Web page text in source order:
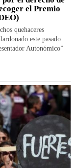
el Premio
quehaceres
este pasado
Autonómico”